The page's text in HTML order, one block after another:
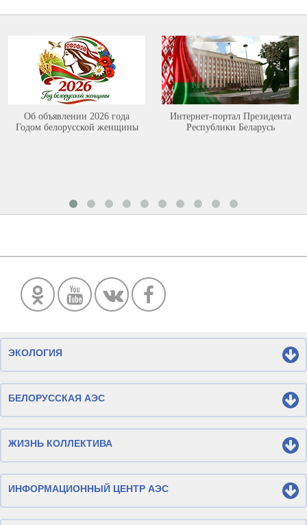
Об объявлении 2026 года
Годом белорусской женщины
Интернет-портал Президента
Республики Беларусь
ЭКОЛОГИЯ
БЕЛОРУССКАЯ АЭС
ЖИЗНЬ КОЛЛЕКТИВА
ИНФОРМАЦИОННЫЙ ЦЕНТР АЭС